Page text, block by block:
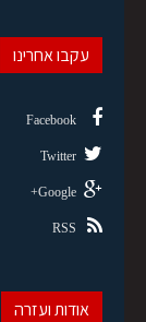
עקבו אחרינו
Facebook
Twitter
Google+
RSS
אודות ועזרה